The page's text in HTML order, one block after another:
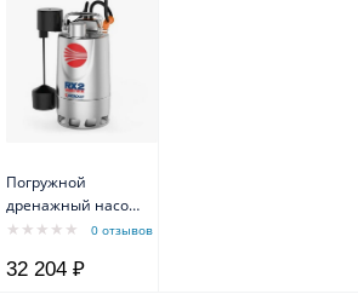
Погружной
дренажный насос
Pedrollo RXm 3/20-
с магнитным
0 отзывов
32 204 ₽